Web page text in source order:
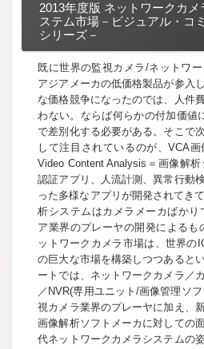
2013年度版 ネットワークカ
ステム市場－ビジュアル・コ
シリーズ－
既に世界の監視カメラ/ネットワ
アジアメーカの低価格製品が参入
な価格競争になったのでは、人件
わない。ならば何らかの付加価値
で差別化する必要がある。そこで
して注目されているのが、VCA
Video Content Analysis＝画像解
認証アプリ、人流計測、異常行動
った多様なアプリが開発されてき
析システムはカメラメーカばかり
ア業界のプレーヤの開発によるも
ットワークカメラ市場は、世界の
の巨大な市場を構築しつつあると
ートでは、ネットワークカメラ／
／NVR(専用ユニット/画像管理ソ
視カメラ業界のプレーヤに加え、
画像解析ソフトメーカに対しての
代ネットワークカメラシステムの